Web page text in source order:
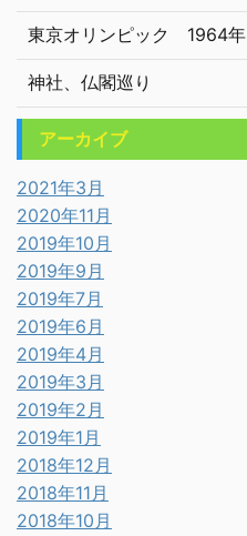
東京オリンピック 1964年
神社、仏閣巡り
アーカイブ
2021年3月
2020年11月
2019年10月
2019年9月
2019年7月
2019年6月
2019年4月
2019年3月
2019年2月
2019年1月
2018年12月
2018年11月
2018年10月